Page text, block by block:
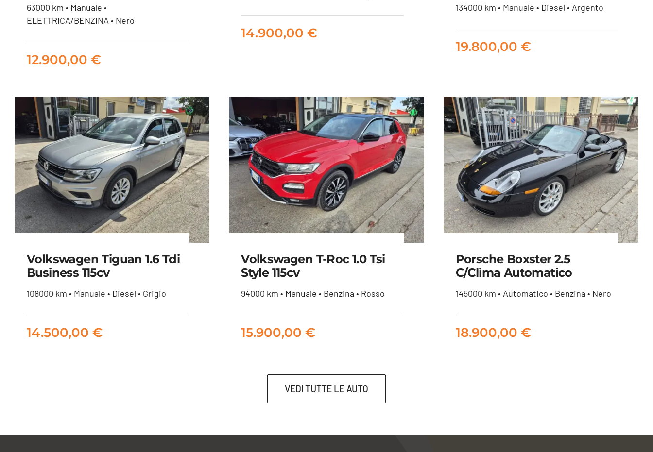
Fiat 500 1.0 hybrid
Dolcevita 70cv
63000 km • Manuale •
ELETTRICA/BENZINA • Nero
12.900,00 €
95cv
14.900,00€
Isuzu D-Max 1.9 td
crew Planet 4×4
19.800,00
134000 km • Manuale • Diesel • Argento
19.800,00 €
Volkswagen Tiguan 1.6
tdi Business 115cv
14.500,00
Volkswagen Tiguan 1.6 Tdi
Business 115cv
108000 km • Manuale • Diesel • Grigio
14.500,00 €
Volkswagen T-Roc 1.0
tsi Style 115cv
15.900,00
Volkswagen T-Roc 1.0 Tsi
Style 115cv
94000 km • Manuale • Benzina • Rosso
15.900,00€
Porsche Boxster 2.5
c/clima Automatico
18.900,00
Porsche Boxster 2.5
C/clima Automatico
145000 km • Automatico • Benzina • Nero
18.900,00 €
VEDI TUTTE LE AUTO